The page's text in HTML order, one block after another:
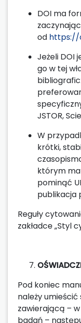
DOI ma
od https://
Jeżeli DOI
go w tej
JSTOR,
W
krótki,
którym
pominąć
publikacja
Reguły
zakładce „Styl
Pod koniec
należy umieścić
zawierającą –
badań –